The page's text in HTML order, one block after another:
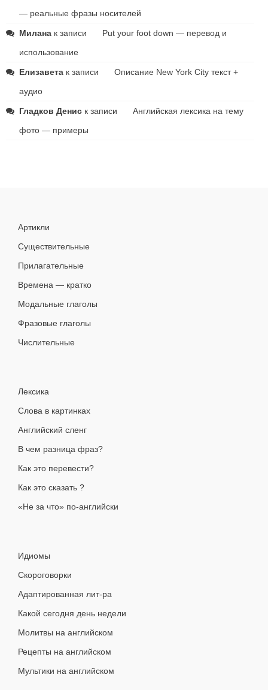
— реальные фразы носителей
Милана к записи
Put your foot down — перевод и
использование
Елизавета к записи
Описание New York City текст +
аудио
Гладков Денис к записи
Английская лексика на тему
фото — примеры
Артикли
Существительные
Прилагательные
Времена — кратко
Модальные глаголы
Фразовые глаголы
Числительные
Лексика
Слова в картинках
Английский сленг
В чем разница фраз?
Как это перевести?
Как это сказать ?
«Не за что» по-английски
Идиомы
Скороговорки
Адаптированная лит-ра
Какой сегодня день недели
Молитвы на английском
Рецепты на английском
Мультики на английском